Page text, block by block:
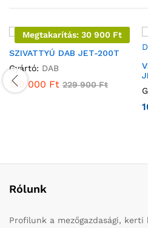
Megtakarítás: 30 900 Ft
SZIVATTYÚ DAB JET-200T
Gyártó: DAB
199 000 Ft 229 900Ft
Rólunk
Profilunk a mezőgazdasági, kerti